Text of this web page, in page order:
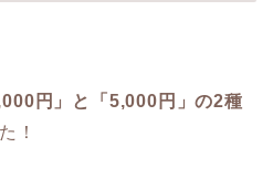
円」と「5,000円」の2種
！